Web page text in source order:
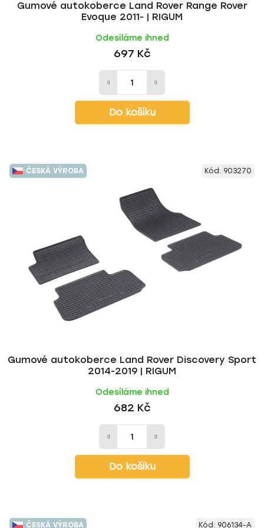
Gumové autokoberce Land Rover Range Rover
Evoque 2011- | RIGUM
Odesíláme ihned
697 Kč
Do košíku
ČESKÁ VÝROBA
Gumové autokoberce Land Rover Discovery Sport
2014-2019 | RIGUM
Odesíláme ihned
682 Kč
Do košíku
Kód: 903270
ČESKÁ VÝROBA Kód: 906134-A